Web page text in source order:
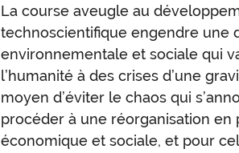
La course aveugle au
technoscientifique engendre une
environnementale et sociale qui
l’humanité à des crises d’une
moyen d’éviter le chaos qui
procéder à une réorganisation en
économique et sociale, et pour